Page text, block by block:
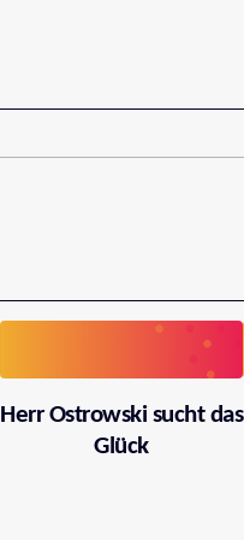
Herr Ostrowski sucht das
Glück